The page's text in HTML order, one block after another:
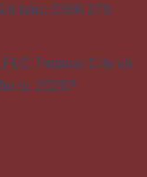
bán: 0386 279
Tropical City và
tư 2026?